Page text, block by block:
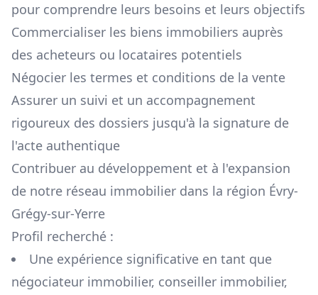
pour comprendre leurs besoins et leurs objectifs
Commercialiser les biens immobiliers auprès
des acheteurs ou locataires potentiels
Négocier les termes et conditions de la vente
Assurer un suivi et un accompagnement
rigoureux des dossiers jusqu'à la signature de
l'acte authentique
Contribuer au développement et à l'expansion
de notre réseau immobilier dans la région Évry-
Grégy-sur-Yerre
Profil recherché :
Une expérience significative en tant que
négociateur immobilier, conseiller immobilier,